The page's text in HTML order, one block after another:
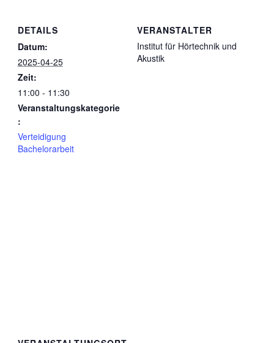
DETAILS
Datum:
2025-04-25
Zeit:
11:00 - 11:30
Veranstaltungskategorie
:
Verteidigung
Bachelorarbeit
VERANSTALTER
Institut für Hörtechnik und
Akustik